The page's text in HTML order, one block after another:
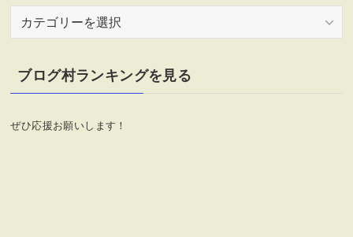
リ
ー
ブログ村ランキングを見る
ぜひ応援お願いします！